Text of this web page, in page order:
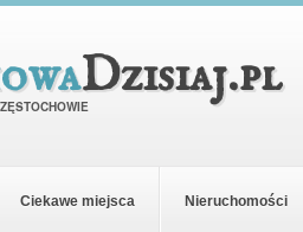
Dzisiaj.pl
Ciekawe miejsca Nieruchomości